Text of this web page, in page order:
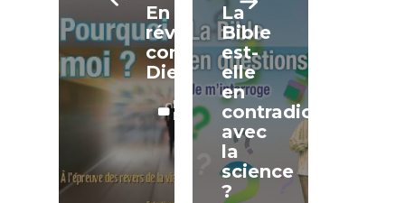
En
révolte
contre
Dieu
LECTURE
LIBRE
La
Bible
est-
elle
en
contradiction
avec
la
science
?